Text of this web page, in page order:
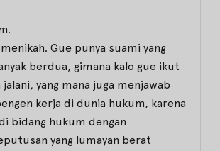
Gue punya suami yang
berdua, gimana kalo gue ikut
yang mana juga menjawab
kerja di dunia hukum, karena
bidang hukum dengan
yang lumayan berat